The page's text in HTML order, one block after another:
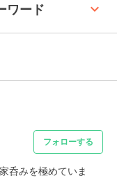
ワード keyboard_arrow_up
フォローする
呑みを極めていま